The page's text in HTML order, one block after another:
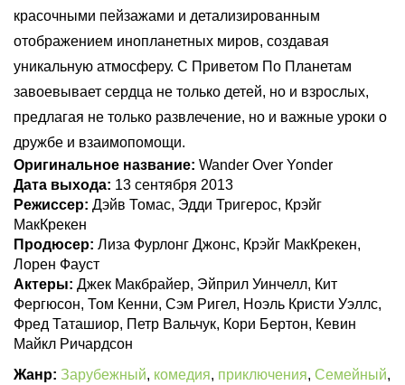
красочными пейзажами и детализированным
отображением инопланетных миров, создавая
уникальную атмосферу. С Приветом По Планетам
завоевывает сердца не только детей, но и взрослых,
предлагая не только развлечение, но и важные уроки о
дружбе и взаимопомощи.
Оригинальное название: Wander Over Yonder
Дата выхода: 13 сентября 2013
Режиссер: Дэйв Томас, Эдди Тригерос, Крэйг
МакКрекен
Продюсер: Лиза Фурлонг Джонс, Крэйг МакКрекен,
Лорен Фауст
Актеры: Джек Макбрайер, Эйприл Уинчелл, Кит
Фергюсон, Том Кенни, Сэм Ригел, Ноэль Кристи Уэллс,
Фред Таташиор, Петр Вальчук, Кори Бертон, Кевин
Майкл Ричардсон
Жанр: Зарубежный, комедия, приключения, Семейный,